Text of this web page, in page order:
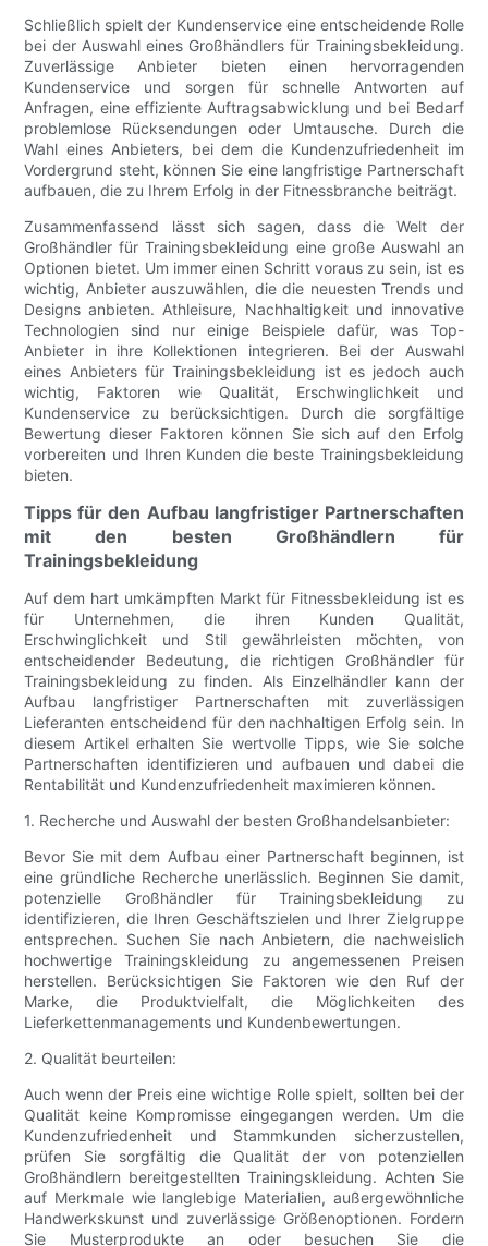
Schließlich spielt der Kundenservice eine entscheidende Rolle
bei der Auswahl eines Großhändlers für Trainingsbekleidung.
Zuverlässige Anbieter bieten einen hervorragenden
Kundenservice und sorgen für schnelle Antworten auf
Anfragen, eine effiziente Auftragsabwicklung und bei Bedarf
problemlose Rücksendungen oder Umtausche. Durch die
Wahl eines Anbieters, bei dem die Kundenzufriedenheit im
Vordergrund steht, können Sie eine langfristige Partnerschaft
aufbauen, die zu Ihrem Erfolg in der Fitnessbranche beiträgt.
Zusammenfassend lässt sich sagen, dass die Welt der
Großhändler für Trainingsbekleidung eine große Auswahl an
Optionen bietet. Um immer einen Schritt voraus zu sein, ist es
wichtig, Anbieter auszuwählen, die die neuesten Trends und
Designs anbieten. Athleisure, Nachhaltigkeit und innovative
Technologien sind nur einige Beispiele dafür, was Top-
Anbieter in ihre Kollektionen integrieren. Bei der Auswahl
eines Anbieters für Trainingsbekleidung ist es jedoch auch
wichtig, Faktoren wie Qualität, Erschwinglichkeit und
Kundenservice zu berücksichtigen. Durch die sorgfältige
Bewertung dieser Faktoren können Sie sich auf den Erfolg
vorbereiten und Ihren Kunden die beste Trainingsbekleidung
bieten.
Tipps für den Aufbau langfristiger Partnerschaften
mit den besten Großhändlern für
Trainingsbekleidung
Auf dem hart umkämpften Markt für Fitnessbekleidung ist es
für Unternehmen, die ihren Kunden Qualität,
Erschwinglichkeit und Stil gewährleisten möchten, von
entscheidender Bedeutung, die richtigen Großhändler für
Trainingsbekleidung zu finden. Als Einzelhändler kann der
Aufbau langfristiger Partnerschaften mit zuverlässigen
Lieferanten entscheidend für den nachhaltigen Erfolg sein. In
diesem Artikel erhalten Sie wertvolle Tipps, wie Sie solche
Partnerschaften identifizieren und aufbauen und dabei die
Rentabilität und Kundenzufriedenheit maximieren können.
1. Recherche und Auswahl der besten Großhandelsanbieter:
Bevor Sie mit dem Aufbau einer Partnerschaft beginnen, ist
eine gründliche Recherche unerlässlich. Beginnen Sie damit,
potenzielle Großhändler für Trainingsbekleidung zu
identifizieren, die Ihren Geschäftszielen und Ihrer Zielgruppe
entsprechen. Suchen Sie nach Anbietern, die nachweislich
hochwertige Trainingskleidung zu angemessenen Preisen
herstellen. Berücksichtigen Sie Faktoren wie den Ruf der
Marke, die Produktvielfalt, die Möglichkeiten des
Lieferkettenmanagements und Kundenbewertungen.
2. Qualität beurteilen:
Auch wenn der Preis eine wichtige Rolle spielt, sollten bei der
Qualität keine Kompromisse eingegangen werden. Um die
Kundenzufriedenheit und Stammkunden sicherzustellen,
prüfen Sie sorgfältig die Qualität der von potenziellen
Großhändlern bereitgestellten Trainingskleidung. Achten Sie
auf Merkmale wie langlebige Materialien, außergewöhnliche
Handwerkskunst und zuverlässige Größenoptionen. Fordern
Sie Musterprodukte an oder besuchen Sie die